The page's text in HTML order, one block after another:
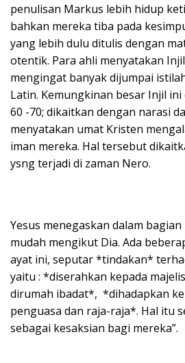
penulisan Markus lebih hidup
bahkan mereka tiba pada
yang lebih dulu ditulis dengan
otentik. Para ahli menyatakan
mengingat banyak dijumpai
Latin. Kemungkinan besar Injil
60 -70; dikaitkan dengan narasi
menyatakan umat Kristen
iman mereka. Hal tersebut
ysng terjadi di zaman Nero.
Yesus menegaskan dalam
mudah mengikut Dia. Ada
ayat ini, seputar *tindakan*
yaitu : *diserahkan kepada
dirumah ibadat*, *dihadapkan
penguasa dan raja-raja*. Hal itu
sebagai kesaksian bagi mereka”.